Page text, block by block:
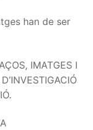
han de ser
IMATGES I